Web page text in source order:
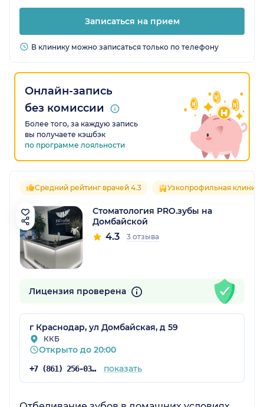
Записаться на прием
В клинику можно записаться только по телефону
Онлайн-запись
без комиссии
Более того, за каждую запись
вы получаете кэшбэк
по программе лояльности
Средний рейтинг врачей 4.3 Узкопрофильная клиника
Стоматология PRO.зубы на
Домбайской
4.3 3 отзыва
Лицензия проверена
г Краснодар, ул Домбайская, д 59
ККБ
Открыто до 20:00
+7 (861) 256-03-42 показать